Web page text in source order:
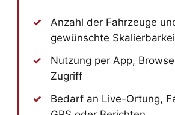
Anzahl der Fahrzeuge
gewünschte
Nutzung per App,
Zugriff
Bedarf an Live-Ortung,